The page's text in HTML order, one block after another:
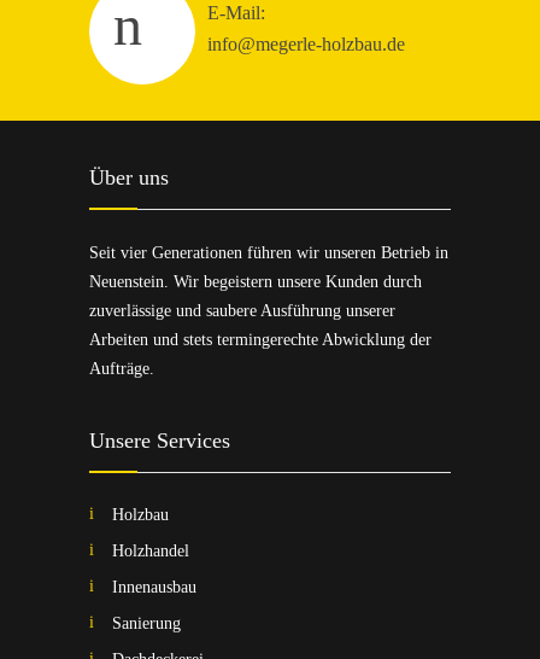
E-Mail:
info@megerle-holzbau.de
Über uns
Seit vier Generationen führen wir unseren Betrieb in
Neuenstein. Wir begeistern unsere Kunden durch
zuverlässige und saubere Ausführung unserer
Arbeiten und stets termingerechte Abwicklung der
Aufträge.
Unsere Services
Holzbau
Holzhandel
Innenausbau
Sanierung